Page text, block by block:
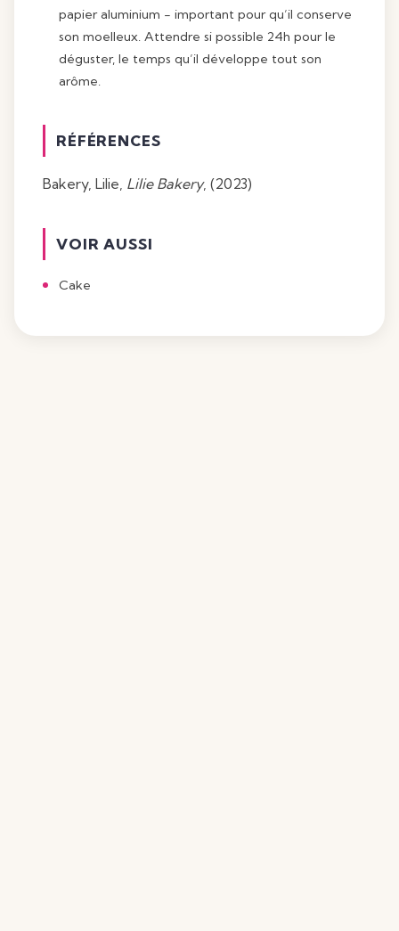
papier aluminium - important pour qu’il conserve
son moelleux. Attendre si possible 24h pour le
déguster, le temps qu’il développe tout son
arôme.
RÉFÉRENCES
Bakery, Lilie, Lilie Bakery, (2023)
VOIR AUSSI
Cake